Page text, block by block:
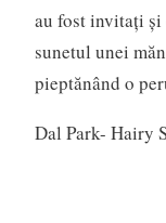
au fost invitați și
sunetul unei
pieptănând o
Dal Park- Hairy